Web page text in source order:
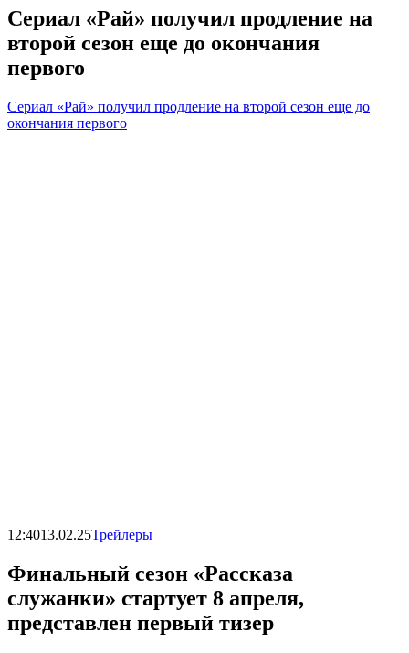
Сериал «Рай» получил продление на
второй сезон еще до окончания
первого
Сериал «Рай» получил продление на второй сезон еще до
окончания первого
12:4013.02.25Трейлеры
Финальный сезон «Рассказа
служанки» стартует 8 апреля,
представлен первый тизер